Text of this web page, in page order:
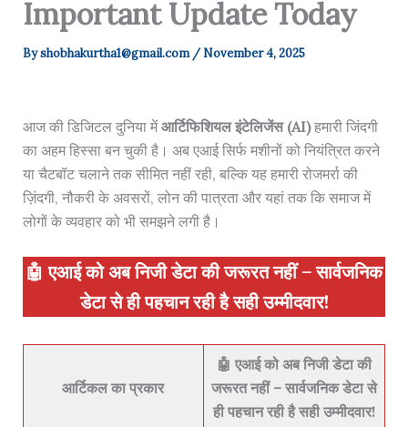
Important Update Today
Byshobhakurtha1@gmail.com /November 4, 2025
आज की डिजिटल दुनिया मेंआर्टिफिशियल इंटेलिजेंस (AI)हमारी जिंदगी
का अहम हिस्सा बन चुकी है। अब एआई सिर्फ मशीनों को नियंत्रित करने
या चैटबॉट चलाने तक सीमित नहीं रही, बल्कि यह हमारी रोजमर्रा की
ज़िंदगी, नौकरी के अवसरों, लोन की पात्रता और यहां तक कि समाज में
लोगों के व्यवहार को भी समझने लगी है।
🤖 एआई को अब निजी डेटा की जरूरत नहीं – सार्वजनिक
डेटा से ही पहचान रही है सही उम्मीदवार!
आर्टिकल का प्रकार
🤖 एआई को अब निजी डेटा की
जरूरत नहीं – सार्वजनिक डेटा से
ही पहचान रही है सही उम्मीदवार!